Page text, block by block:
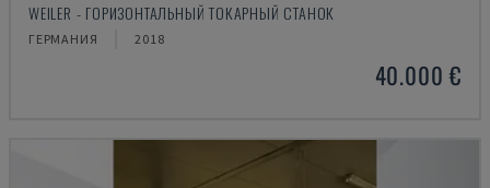
WEILER - ГОРИЗОНТАЛЬНЫЙ ТОКАРНЫЙ СТАНОК
ГЕРМАНИЯ 2018
40.000 €